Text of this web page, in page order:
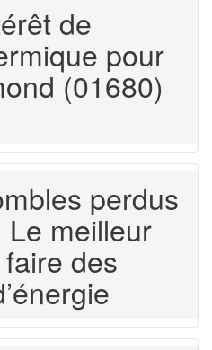
de
pour
(01680)
perdus
meilleur
des